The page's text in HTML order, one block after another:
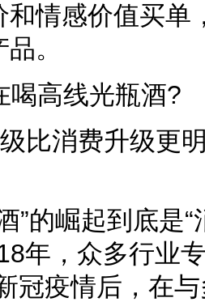
和情感价值买
。
喝高线光瓶酒?
比消费升级更
”的崛起到底是
年，众多行业
冠疫情后，在